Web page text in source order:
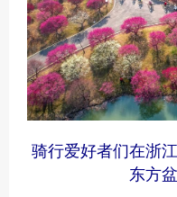
骑行爱好者们在浙
东方